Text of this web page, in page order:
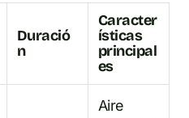
Duració
n
Caracter
ísticas
principal
es
Aire